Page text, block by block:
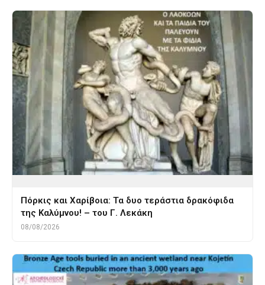
Πόρκις και Χαρίβοια: Τα δυο τεράστια δρακόφιδα
της Καλύμνου! – του Γ. Λεκάκη
08/08/2026